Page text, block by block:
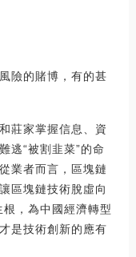
險的賭博，有的甚
莊家掌握信息、資
逃“被割韭菜”的命
業者而言，區塊鏈
區塊鏈技術脫虛向
，為中國經濟轉型
是技術創新的應有